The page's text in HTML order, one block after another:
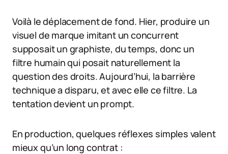
Voilà le déplacement de fond. Hier, produire un
visuel de marque imitant un concurrent
supposait un graphiste, du temps, donc un
filtre humain qui posait naturellement la
question des droits. Aujourd’hui, la barrière
technique a disparu, et avec elle ce filtre. La
tentation devient un prompt.
En production, quelques réflexes simples valent
mieux qu’un long contrat :